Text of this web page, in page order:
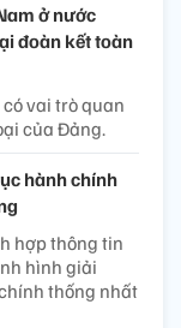
ở nước
đoàn kết toàn
vai trò quan
của Đảng.
hành chính
hợp thông tin
hình giải
thống nhất